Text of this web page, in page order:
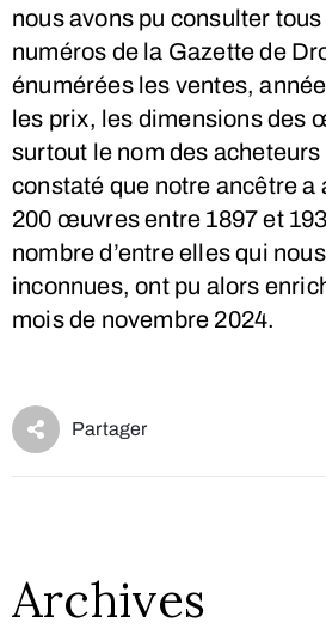
nous avons pu consulter
numéros de la Gazette de
énumérées les ventes,
les prix, les dimensions des
surtout le nom des
constaté que notre ancêtre a
200 œuvres entre 1897 et
nombre d’entre elles qui
inconnues, ont pu alors
mois de novembre 2024.
Archives